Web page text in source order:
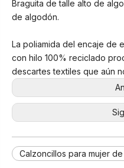
Braguita de talle alto de
de algodón.
La poliamida del encaje de
con hilo 100% reciclado
descartes textiles que aún
Calzoncillos para mujer